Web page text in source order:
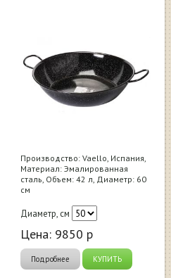
Производство: Vaello, Испания,
Материал: Эмалированная
сталь, Объем: 42 л, Диаметр: 60
см
Диаметр, см
Цена: 9850 р
Подробнее КУПИТЬ